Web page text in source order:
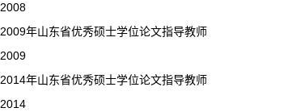
2008
2009年山东省优秀硕士学位论文指导教师
2009
2014年山东省优秀硕士学位论文指导教师
2014